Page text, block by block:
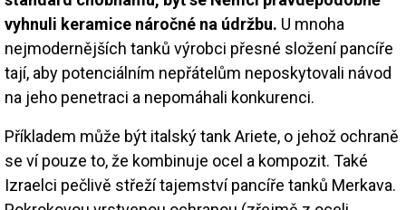
vyhnuli keramice náročné na údržbu. U mnoha
nejmodernějších tanků výrobci přesné složení pancíře
tají, aby potenciálním nepřátelům neposkytovali návod
na jeho penetraci a nepomáhali konkurenci.
Příkladem může být italský tank Ariete, o jehož ochraně
se ví pouze to, že kombinuje ocel a kompozit. Také
Izraelci pečlivě střeží tajemství pancíře tanků Merkava.